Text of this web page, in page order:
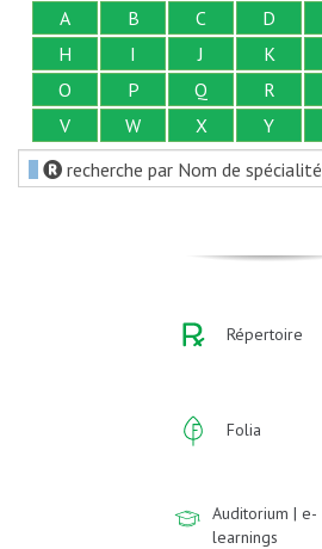
A B C D
H
I J K
O
P Q R
V
W X Y
recherche par Nom de spécialité
Répertoire
Folia
Auditorium | e-
learnings